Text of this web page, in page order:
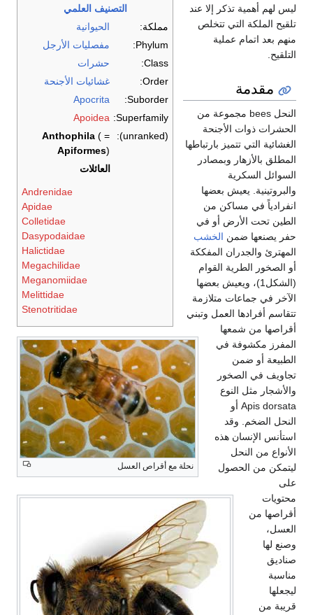
التصنيف العلمي
مملكة:
الحيوانية
Phylum:
مفصليات الأرجل
Class:
حشرات
Order:
غشائيات الأجنحة
Suborder:
Apocrita
Superfamily:
Apoidea
(unranked):
Anthophila ( =
Apiformes)
العائلات
Andrenidae
Apidae
Colletidae
Dasypodaidae
Halictidae
Megachilidae
Meganomiidae
Melittidae
Stenotritidae
نحلة مع أقراص العسل
ليس لهم أهمية تذكر إلا عند
تلقيح الملكة التي تتخلص
منهم بعد اتمام عملية
التلقيح.
مقدمة
النحل bees مجموعة من
الحشرات ذوات الأجنحة
الغشائية التي تتميز بارتباطها
المطلق بالأزهار وبمصادر
السوائل السكرية
والبروتينية. يعيش بعضها
انفرادياً في مساكن من
الطين تحت الأرض أو في
حفر يصنعها ضمن الخشب
المهترئ والجدران المفككة
أو الصخور الطرية القوام
(الشكل1)، ويعيش بعضها
الآخر في جماعات متلازمة
تتقاسم أفرادها العمل وتبني
أقراصها من شمعها
المفرز مكشوفة في
الطبيعة أو ضمن
تجاويف في الصخور
والأشجار مثل النوع
Apis dorsata أو
النحل الضخم. وقد
استأنس الإنسان هذه
الأنواع من النحل
ليتمكن من الحصول
على
محتويات
أقراصها من
العسل،
وصنع لها
صناديق
مناسبة
ليجعلها
قريبة من